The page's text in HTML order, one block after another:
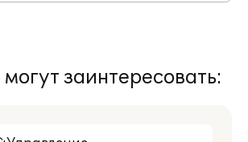
заинтересовать: